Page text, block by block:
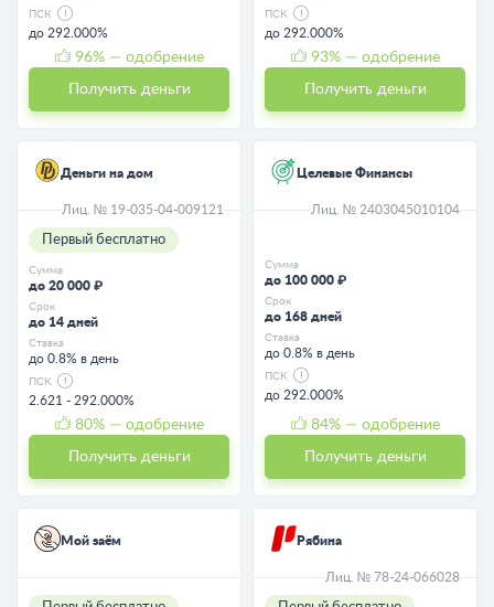
ПСК
до 292.000%
96% — одобрение
Получить деньги
ПСК
до 292.000%
93% — одобрение
Получить деньги
Деньги на дом
Лиц. № 19-035-04-009121
Первый бесплатно
Сумма
до 20 000 ₽
Срок
до 14 дней
Ставка
до 0.8% в день
ПСК
2.621 - 292.000%
80% — одобрение
Получить деньги
Целевые Финансы
Лиц. № 2403045010104
Сумма
до 100 000 ₽
Срок
до 168 дней
Ставка
до 0.8% в день
ПСК
до 292.000%
84% — одобрение
Получить деньги
Мой заём Рябина
Лиц. № 78-24-066028